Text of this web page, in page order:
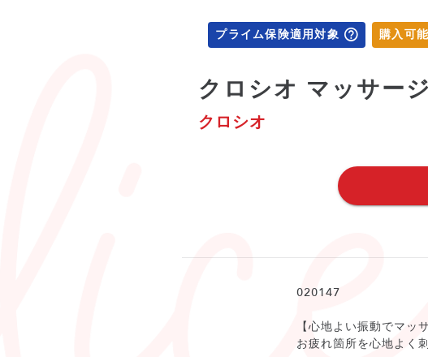
プライム保険適用対象 購入可
クロシオ マッサー
クロシオ
020147
【心地よい振動でマッ
お疲れ箇所を心地よく